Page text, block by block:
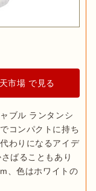
市場 で見る
ブル ランタンシ
コンパクトに持ち
わりになるアイデ
ばることもあり
、色はホワイトの